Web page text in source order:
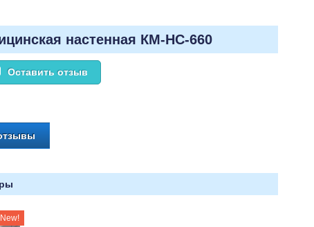
настенная КМ-НС-660
Оставить отзыв
New!